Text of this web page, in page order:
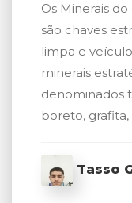
Os Minerais do
são chaves
limpa e
minerais
denominados
boreto, grafita,
Tasso